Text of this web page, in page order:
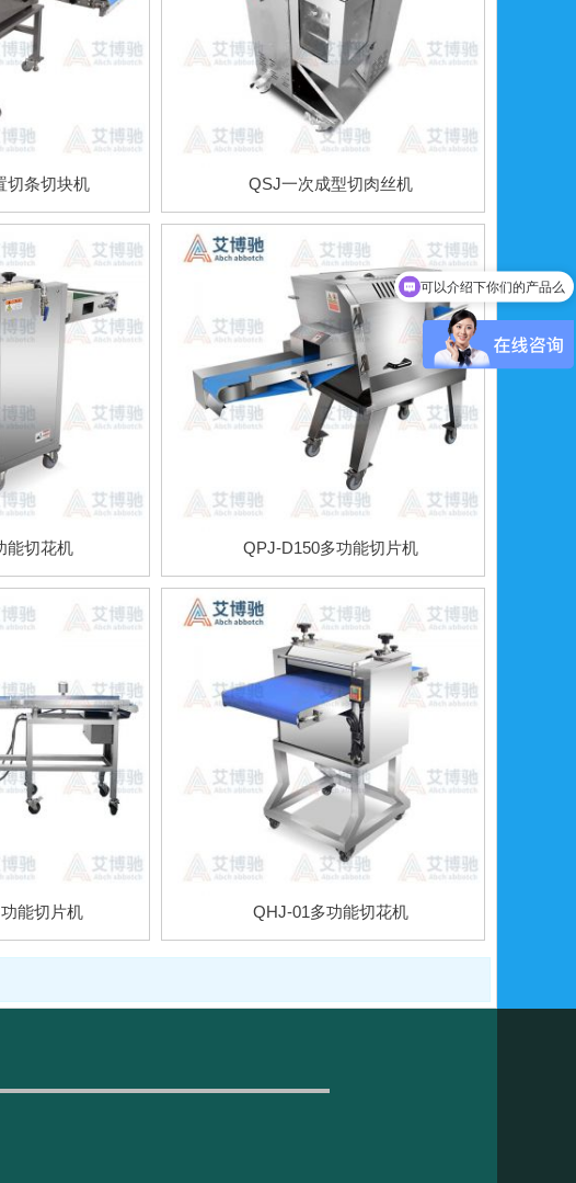
切条切块机 QSJ一次成型切肉丝机
能切花机 QPJ-D150多功能切片机
能切片机 QHJ-01多功能切花机
可以介绍下你们的产品么